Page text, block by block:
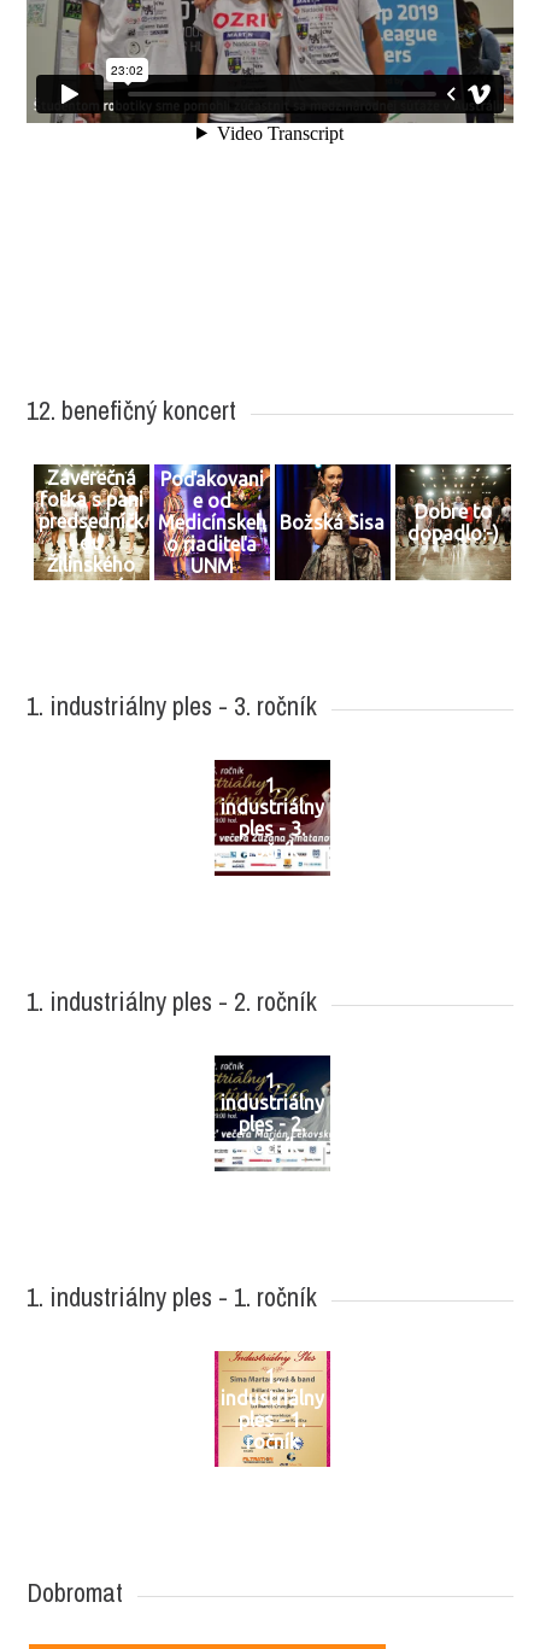
12. benefičný koncert
Záverečná
fotka s pani
predsedníčk
ou
Žilinského
samosprávn
Poďakovani
e od
Medicínskeh
o riaditeľa
UNM
Božská Sisa
Dobre to
dopadlo:-)
1. industriálny ples - 3. ročník
1.
industriálny
ples - 3.
ročník
1. industriálny ples - 2. ročník
1.
industriálny
ples - 2.
ročník
1. industriálny ples - 1. ročník
1.
industriálny
ples - 1.
ročník
Dobromat